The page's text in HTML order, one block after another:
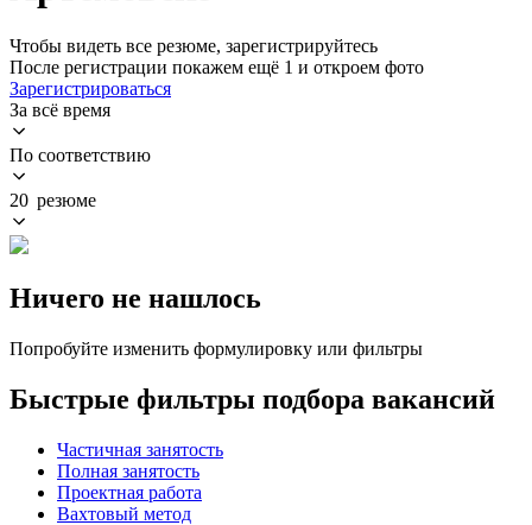
Чтобы видеть все резюме, зарегистрируйтесь
После регистрации покажем ещё 1 и откроем фото
Зарегистрироваться
За всё время
По соответствию
20 резюме
Ничего не нашлось
Попробуйте изменить формулировку или фильтры
Быстрые фильтры подбора вакансий
Частичная занятость
Полная занятость
Проектная работа
Вахтовый метод